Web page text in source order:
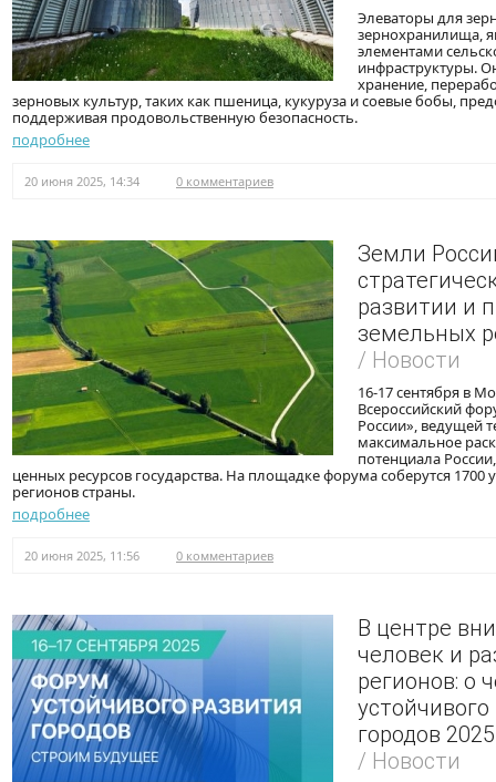
Элеваторы для
зернохранилища,
элементами
инфраструктуры.
хранение,
зерновых культур, таких как пшеница, кукуруза и соевые бобы,
поддерживая продовольственную безопасность.
подробнее
20 июня 2025, 14:34 0 комментариев
Земли
развитии и
земельных
/ Новости
16-17 сентября в
Всероссийский
России», ведущей
максимальное
потенциала
ценных ресурсов государства. На площадке форума соберутся 1700
регионов страны.
подробнее
20 июня 2025, 11:56 0 комментариев
В центре
человек и
регионов: о
городов 2025
/ Новости